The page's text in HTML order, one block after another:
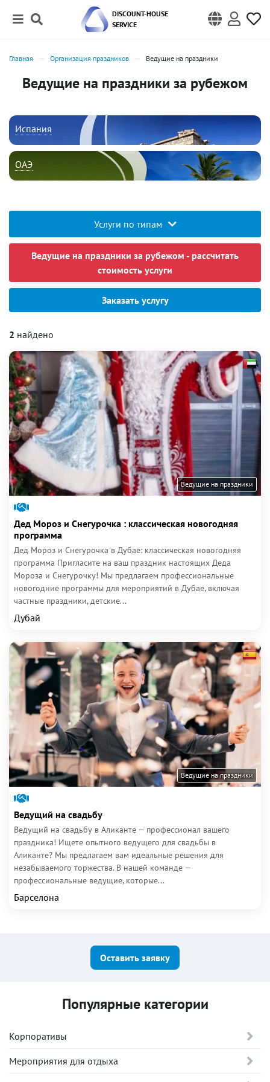
DISCOUNT-HOUSE
SERVICE
Главная Организация праздников Ведущие на праздники
Ведущие на праздники за рубежом
Испания
ОАЭ
Услуги по типам
Ведущие на праздники за рубежом - рассчитать
стоимость услуги
Заказать услугу
2 найдено
Ведущие на праздники
Дед Мороз и Снегурочка : классическая новогодняя
программа
Дед Мороз и Снегурочка в Дубае: классическая новогодняя
программа Пригласите на ваш праздник настоящих Деда
Мороза и Снегурочку! Мы предлагаем профессиональные
новогодние программы для мероприятий в Дубае, включая
частные праздники, детские...
Дубай
Ведущие на праздники
Ведущий на свадьбу
Ведущий на свадьбу в Аликанте — профессионал вашего
праздника! Ищете опытного ведущего для свадьбы в
Аликанте? Мы предлагаем вам идеальные решения для
незабываемого торжества. В нашей команде —
профессиональные ведущие, которые...
Барселона
Оставить заявку
Популярные категории
Корпоративы
Мероприятия для отдыха